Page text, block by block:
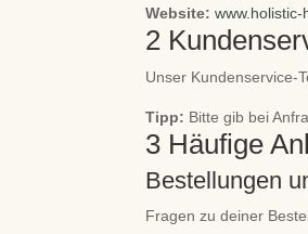
Website:
2
Unser Kundenservice-
Tipp: Bitte gib bei
3 Häufige
Bestellungen
Fragen zu deiner